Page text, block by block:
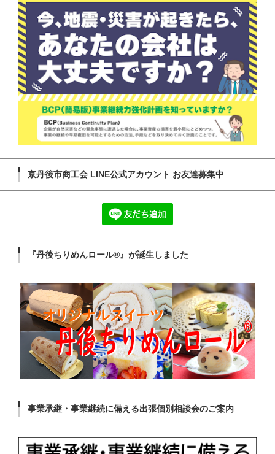
京丹後市商工会 LINE公式アカウント お友達募集中
『丹後ちりめんロール®』が誕生しました
事業承継・事業継続に備える出張個別相談会のご案内